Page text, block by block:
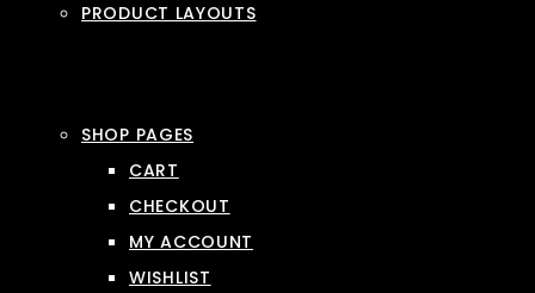
PRODUCT LAYOUTS
SHOP PAGES
CART
CHECKOUT
MY ACCOUNT
WISHLIST